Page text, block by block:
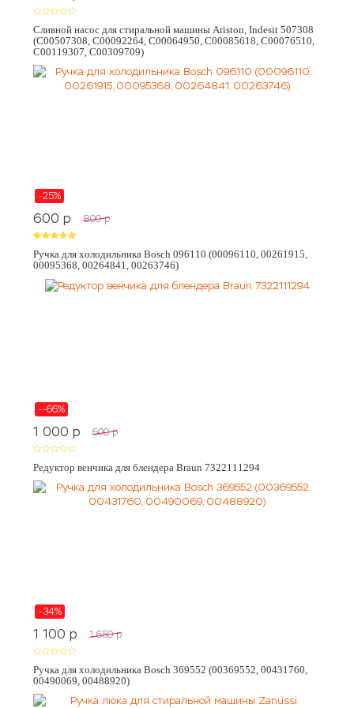
Сливной насос для стиральной машины Ariston, Indesit 507308
(C00507308, C00092264, C00064950, C00085618, C00076510,
C00119307, C00309709)
-25%
600 p 800 p
Ручка для холодильника Bosch 096110 (00096110, 00261915,
00095368, 00264841, 00263746)
--66%
1 000 p 600 p
Редуктор венчика для блендера Braun 7322111294
-34%
1 100 p 1 650 p
Ручка для холодильника Bosch 369552 (00369552, 00431760,
00490069, 00488920)